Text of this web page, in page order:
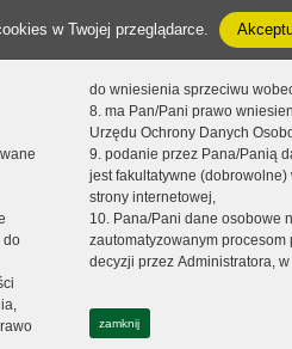
w Twojej przeglądarce.
do
do wniesienia sprzeciwu
8. ma Pan/Pani prawo
Urzędu Ochrony Danych
9. podanie przez Pana/Panią
jest fakultatywne
strony internetowej,
10. Pana/Pani dane osobowe
zautomatyzowanym procesom
decyzji przez Administratora,
zamknij